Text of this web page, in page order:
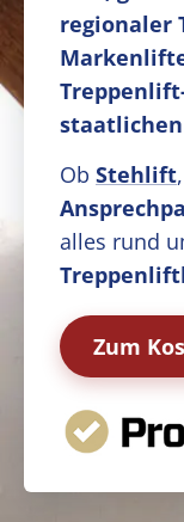
regionaler
Ob Stehlift,
alles rund
Zum